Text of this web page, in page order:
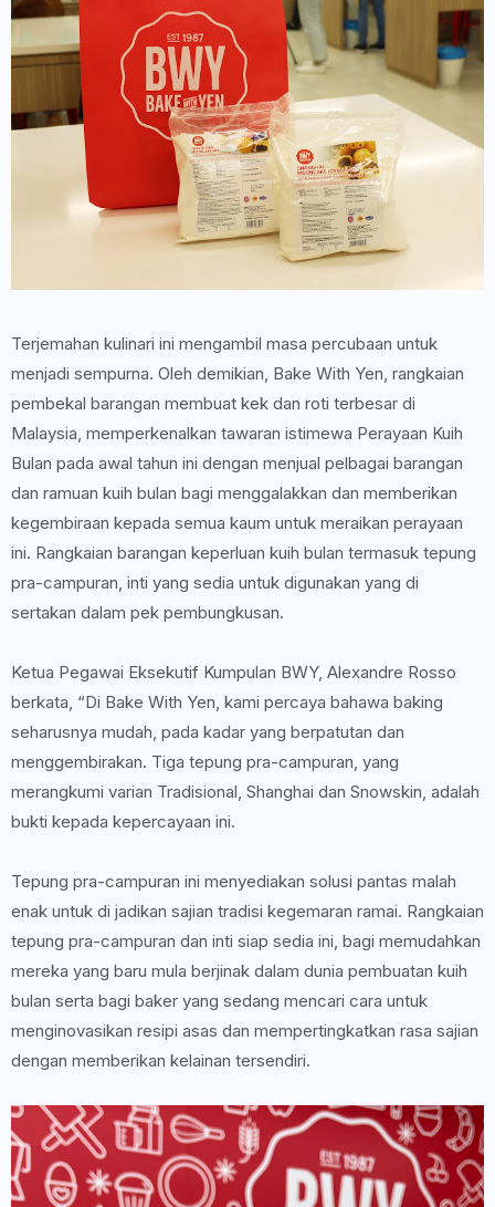
Terjemahan kulinari ini mengambil masa percubaan untuk
menjadi sempurna. Oleh demikian, Bake With Yen, rangkaian
pembekal barangan membuat kek dan roti terbesar di
Malaysia, memperkenalkan tawaran istimewa Perayaan Kuih
Bulan pada awal tahun ini dengan menjual pelbagai barangan
dan ramuan kuih bulan bagi menggalakkan dan memberikan
kegembiraan kepada semua kaum untuk meraikan perayaan
ini. Rangkaian barangan keperluan kuih bulan termasuk tepung
pra-campuran, inti yang sedia untuk digunakan yang di
sertakan dalam pek pembungkusan.
Ketua Pegawai Eksekutif Kumpulan BWY, Alexandre Rosso
berkata, “Di Bake With Yen, kami percaya bahawa baking
seharusnya mudah, pada kadar yang berpatutan dan
menggembirakan. Tiga tepung pra-campuran, yang
merangkumi varian Tradisional, Shanghai dan Snowskin, adalah
bukti kepada kepercayaan ini.
Tepung pra-campuran ini menyediakan solusi pantas malah
enak untuk di jadikan sajian tradisi kegemaran ramai. Rangkaian
tepung pra-campuran dan inti siap sedia ini, bagi memudahkan
mereka yang baru mula berjinak dalam dunia pembuatan kuih
bulan serta bagi baker yang sedang mencari cara untuk
menginovasikan resipi asas dan mempertingkatkan rasa sajian
dengan memberikan kelainan tersendiri.